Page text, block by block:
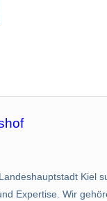
Kiel
Expertise. Wir